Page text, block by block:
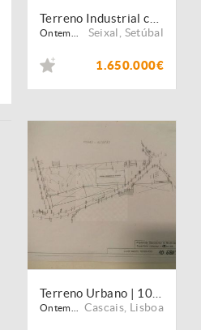
Ontem... Seixal Setúbal
1.650.000€
Ontem... Cascais Lisboa